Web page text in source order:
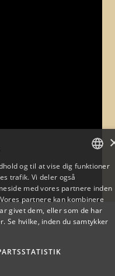
DANISH
og til at vise dig funktioner
trafik. Vi deler også
med vores partnere inden
partnere kan kombinere
givet dem, eller som de har
Se hvilke, inden du samtykker